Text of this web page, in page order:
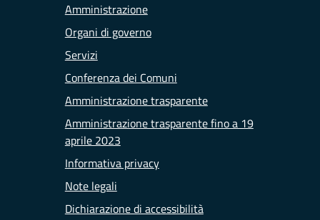
Amministrazione
Organi di governo
Servizi
Conferenza dei Comuni
Amministrazione trasparente
Amministrazione trasparente fino a 19
aprile 2023
Informativa privacy
Note legali
Dichiarazione di accessibilità